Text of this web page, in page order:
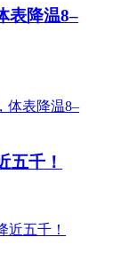
表降温8–
五千！